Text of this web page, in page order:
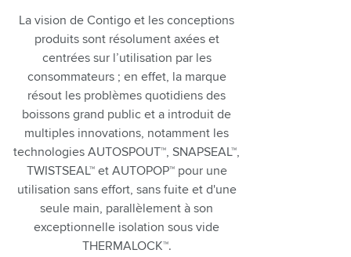
La vision de Contigo et les conceptions
produits sont résolument axées et
centrées sur l’utilisation par les
consommateurs ; en effet,
la marque
résout les problèmes quotidiens des
boissons grand public et a introduit de
multiples innovations, notamment les
technologies AUTOSPOUT™, SNAPSEAL™,
TWISTSEAL™ et AUTOPOP™ pour une
utilisation sans effort, sans fuite et d'une
seule main, parallèlement à son
exceptionnelle isolation sous vide
THERMALOCK™.